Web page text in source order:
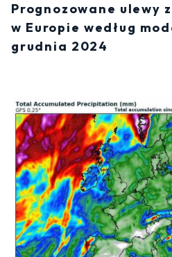
Prognozowane ulewy
w Europie według
grudnia 2024